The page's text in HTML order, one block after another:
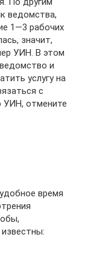
ведомства,
1—3 рабочих
значит,
УИН. В этом
и
услугу на
с
УИН, отмените
время